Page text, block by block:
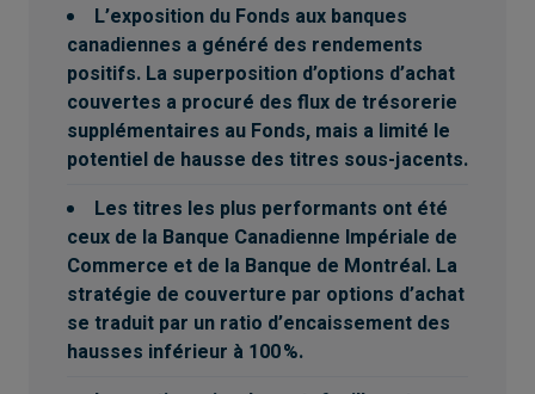
L’exposition du Fonds aux banques
canadiennes a généré des rendements
positifs. La superposition d’options d’achat
couvertes a procuré des flux de trésorerie
supplémentaires au Fonds, mais a limité le
potentiel de hausse des titres sous-jacents.
Les titres les plus performants ont été
ceux de la Banque Canadienne Impériale de
Commerce et de la Banque de Montréal. La
stratégie de couverture par options d’achat
se traduit par un ratio d’encaissement des
hausses inférieur à 100 %.